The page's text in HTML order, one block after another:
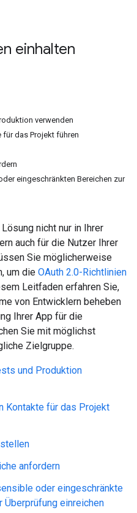
einhalten
verwenden
für das Projekt führen
eingeschränkten Bereichen zur
nicht nur in Ihrer
auch für die Nutzer Ihrer
Sie möglicherweise
um die OAuth 2.0-Richtlinien
Leitfaden erfahren Sie,
von Entwicklern beheben
Ihrer App für die
Sie mit möglichst
Zielgruppe.
und Produktion
Kontakte für das Projekt
anfordern
oder eingeschränkte
Überprüfung einreichen